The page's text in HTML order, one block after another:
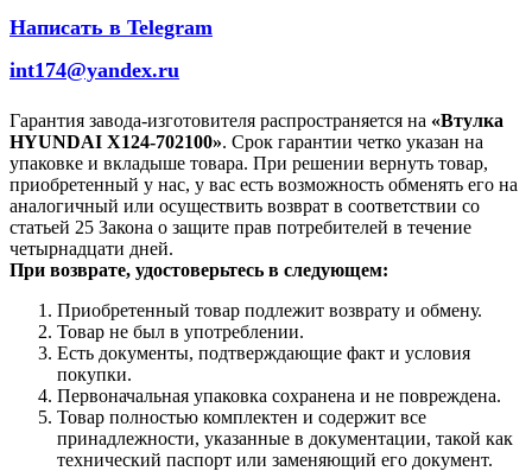
Написать в Telegram
int174@yandex.ru
Гарантия завода-изготовителя распространяется на «Втулка
HYUNDAI X124-702100». Срок гарантии четко указан на
упаковке и вкладыше товара. При решении вернуть товар,
приобретенный у нас, у вас есть возможность обменять его на
аналогичный или осуществить возврат в соответствии со
статьей 25 Закона о защите прав потребителей в течение
четырнадцати дней.
При возврате, удостоверьтесь в следующем:
Приобретенный товар подлежит возврату и обмену.
Товар не был в употреблении.
Есть документы, подтверждающие факт и условия
покупки.
Первоначальная упаковка сохранена и не повреждена.
Товар полностью комплектен и содержит все
принадлежности, указанные в документации, такой как
технический паспорт или заменяющий его документ.